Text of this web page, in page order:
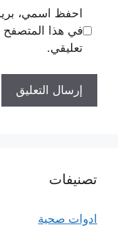
احفظ اسمي،
في هذا المتصفح
تعليقي.
تصنيفات
ادوات صحية